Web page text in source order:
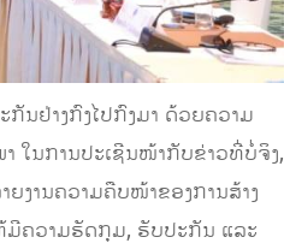
ນຢ່າງກົງໄປກົງມາ ດ້ວຍຄວາມ
ໃນການປະເຊີນໜ້າກັບຂ່າວທີ່ບໍ່ຈິງ,
ງານຄວາມຄືບໜ້າຂອງການສ້າງ
ມີຄວາມຮັດກຸມ, ຮັບປະກັນ ແລະ